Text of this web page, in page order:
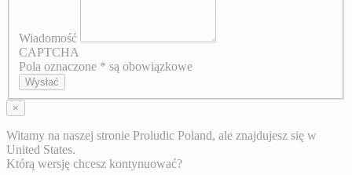
Wiadomość
CAPTCHA
Pola oznaczone * są obowiązkowe
Wysłać
×
Witamy na naszej stronie Proludic Poland, ale znajdujesz się w
United States.
Którą wersję chcesz kontynuować?